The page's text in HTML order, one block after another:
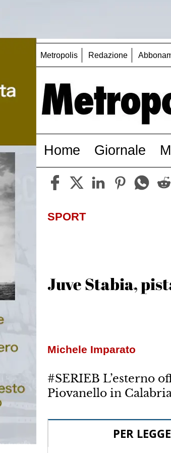
Metropolis Redazione
Home Giornale
SPORT
Juve Stabia,
Michele Imparato
#SERIEB L’esterno
Piovanello in
PER